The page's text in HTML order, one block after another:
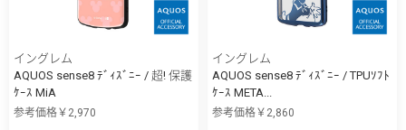
イングレム
AQUOS sense8 ﾃﾞｨｽﾞﾆｰ / 超! 保護
ｹｰｽ MiA
参考価格￥2,970
イングレム
AQUOS sense8 ﾃﾞｨｽﾞﾆｰ / TPUｿﾌﾄ
ｹｰｽ META...
参考価格￥2,860